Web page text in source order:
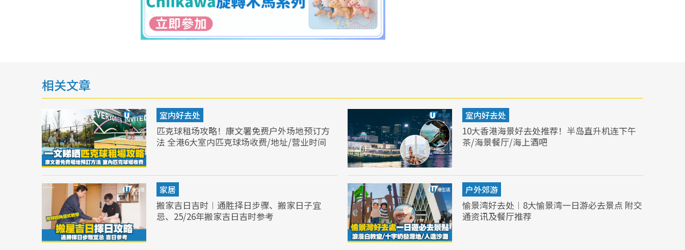
相关文章
室内好去处
匹克球租场攻略！康文署免费户外场地预订方
法 全港6大室内匹克球场收费/地址/营业时间
室内好去处
10大香港海景好去处推荐！半岛直升机连下午
茶/海景餐厅/海上酒吧
家居
搬家吉日吉时︱通胜择日步骤、搬家日子宜
忌、25/26年搬家吉日吉时参考
户外郊游
愉景湾好去处︱8大愉景湾一日游必去景点 附交
通资讯及餐厅推荐